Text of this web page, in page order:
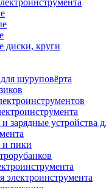
круги
шуруповёрта
зарядные устройства
и пики
электроинструмента